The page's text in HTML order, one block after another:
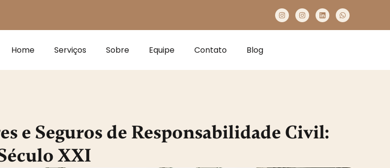
Home Serviços Sobre Equipe Contato Blog
e Seguros de Responsabilidade Civil:
XXI